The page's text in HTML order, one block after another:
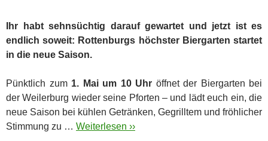
Ihr habt sehnsüchtig darauf gewartet und jetzt ist es
endlich soweit: Rottenburgs höchster Biergarten startet
in die neue Saison.
Pünktlich zum 1. Mai um 10 Uhr öffnet der Biergarten bei
der Weilerburg wieder seine Pforten – und lädt euch ein, die
neue Saison bei kühlen Getränken, Gegrilltem und fröhlicher
Stimmung zu … Weiterlesen ››